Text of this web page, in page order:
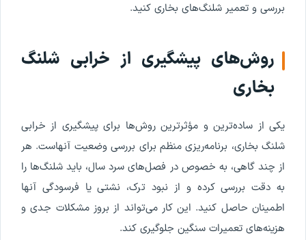
بررسی و تعمیر شلنگ‌های بخاری کنید.
روش‌های پیشگیری از خرابی شلنگ
بخاری
یکی از ساده‌ترین و مؤثرترین روش‌ها برای پیشگیری از خرابی
شلنگ بخاری، برنامه‌ریزی منظم برای بررسی وضعیت آنهاست. هر
از چند گاهی، به خصوص در فصل‌های سرد سال، باید شلنگ‌ها را
به دقت بررسی کرده و از نبود ترک، نشتی یا فرسودگی آنها
اطمینان حاصل کنید. این کار می‌تواند از بروز مشکلات جدی و
هزینه‌های تعمیرات سنگین جلوگیری کند.